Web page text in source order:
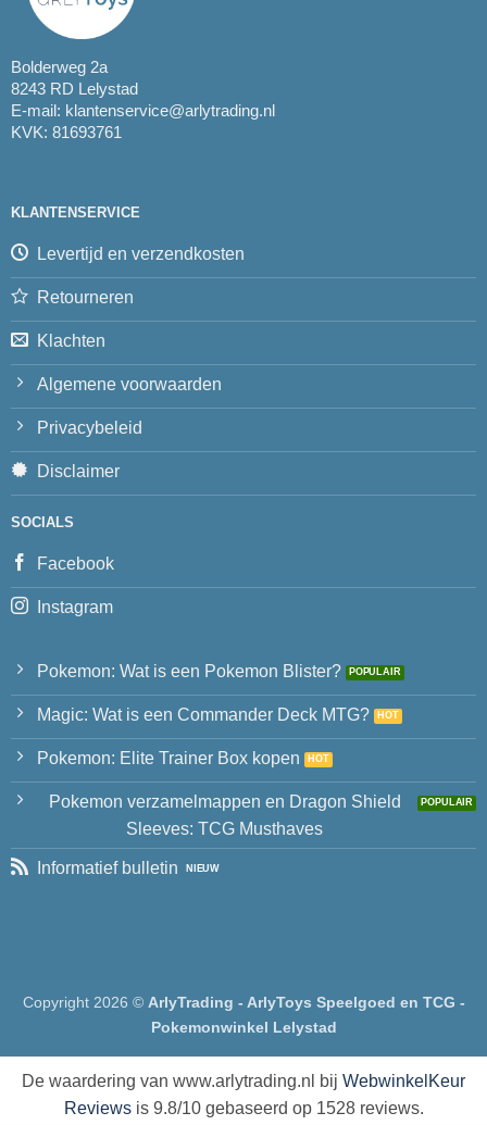
Bolderweg 2a
8243 RD Lelystad
E-mail: klantenservice@arlytrading.nl
KVK: 81693761
KLANTENSERVICE
Levertijd en verzendkosten
Retourneren
Klachten
Algemene voorwaarden
Privacybeleid
Disclaimer
SOCIALS
Facebook
Instagram
Pokemon: Wat is een Pokemon Blister?
Magic: Wat is een Commander Deck MTG?
Pokemon: Elite Trainer Box kopen
Pokemon verzamelmappen en Dragon Shield
Sleeves: TCG Musthaves
Informatief bulletin
Copyright 2026 © ArlyTrading - ArlyToys Speelgoed en TCG -
Pokemonwinkel Lelystad
De waardering van www.arlytrading.nl bij WebwinkelKeur
Reviewsis 9.8/10 gebaseerd op 1528 reviews.